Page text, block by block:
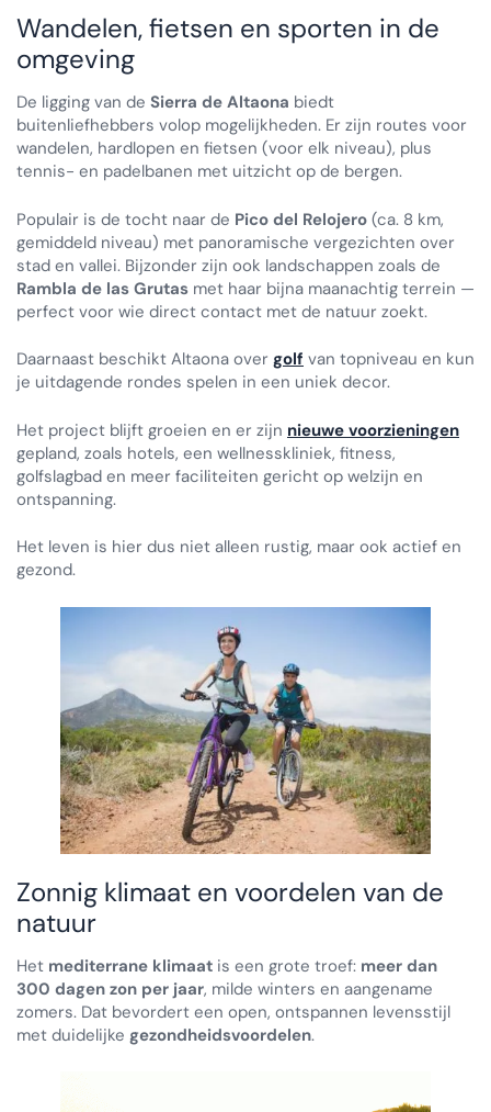
Wandelen, fietsen en sporten in de
omgeving
De ligging van de Sierra de Altaona biedt
buitenliefhebbers volop mogelijkheden. Er zijn routes voor
wandelen, hardlopen en fietsen (voor elk niveau), plus
tennis- en padelbanen met uitzicht op de bergen.
Populair is de tocht naar de Pico del Relojero (ca. 8 km,
gemiddeld niveau) met panoramische vergezichten over
stad en vallei. Bijzonder zijn ook landschappen zoals de
Rambla de las Grutas met haar bijna maanachtig terrein —
perfect voor wie direct contact met de natuur zoekt.
Daarnaast beschikt Altaona over golf van topniveau en kun
je uitdagende rondes spelen in een uniek decor.
Het project blijft groeien en er zijn nieuwe voorzieningen
gepland, zoals hotels, een wellnesskliniek, fitness,
golfslagbad en meer faciliteiten gericht op welzijn en
ontspanning.
Het leven is hier dus niet alleen rustig, maar ook actief en
gezond.
Zonnig klimaat en voordelen van de
natuur
Het mediterrane klimaat is een grote troef: meer dan
300 dagen zon per jaar, milde winters en aangename
zomers. Dat bevordert een open, ontspannen levensstijl
met duidelijke gezondheidsvoordelen.